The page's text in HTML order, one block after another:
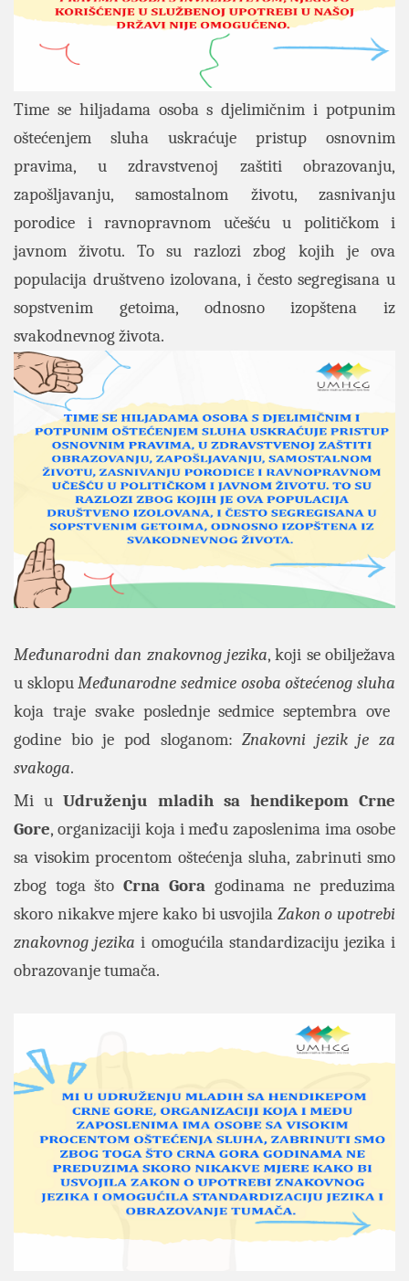
Time se hiljadama osoba s djelimičnim i potpunim
oštećenjem sluha uskraćuje pristup osnovnim
pravima, u zdravstvenoj zaštiti obrazovanju,
zapošljavanju, samostalnom životu, zasnivanju
porodice i ravnopravnom učešću u političkom i
javnom životu. To su razlozi zbog kojih je ova
populacija društveno izolovana, i često segregisana u
sopstvenim getoima, odnosno izopštena iz
svakodnevnog života.
Međunarodni dan znakovnog jezika, koji se obilježava
u sklopuMeđunarodne sedmice osoba oštećenog sluha
koja traje svake poslednje sedmice septembra ove
godine bio je pod sloganom:Znakovni jezik je za
svakoga.
Mi u Udruženju mladih sa hendikepom Crne
Gore, organizaciji koja i među zaposlenima ima osobe
sa visokim procentom oštećenja sluha, zabrinuti smo
zbog toga štoCrna Goragodinama ne preduzima
skoro nikakve mjere kako bi usvojila Zakon o upotrebi
znakovnog jezika i omogućila standardizaciju jezika i
obrazovanje tumača.